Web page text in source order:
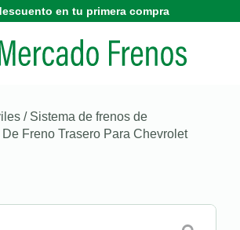
en tu primera compra
/ Sistema de frenos de
Freno Trasero Para Chevrolet